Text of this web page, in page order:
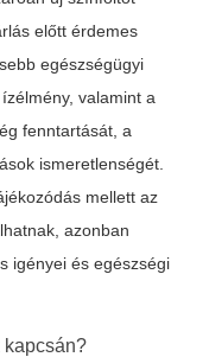
előtt érdemes
egészségügyi
valamint a
fenntartását, a
ismeretlenségét.
mellett az
azonban
igényei és egészségi
kapcsán?